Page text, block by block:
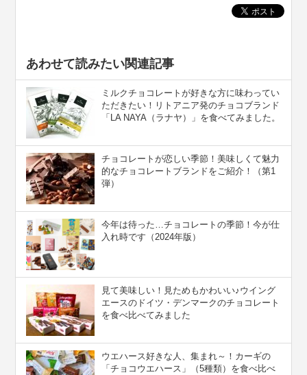
あわせて読みたい関連記事
ミルクチョコレートが好きな方に味わってい
ただきたい！リトアニア発のチョコブランド
「LA NAYA（ラナヤ）」を食べてみました。
チョコレートが恋しい季節！美味しくて魅力
的なチョコレートブランドをご紹介！（第1
弾）
今年は待った…チョコレートの季節！今が仕
入れ時です（2024年版）
見て美味しい！見ためもかわいい♪ウイング
エースのドイツ・デンマークのチョコレート
を食べ比べてみました
ウエハース好きな人、集まれ～！カーギの
「チョコウエハース」（5種類）を食べ比べ